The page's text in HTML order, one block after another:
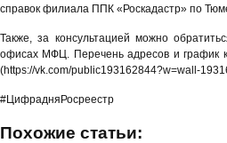
справок филиала ППК «Роскадастр» по
Также, за консультацией можно
офисах МФЦ. Перечень адресов и график
(https://vk.com/public193162844?w=wall-
#ЦифрадняРосреестр
Похожие статьи: